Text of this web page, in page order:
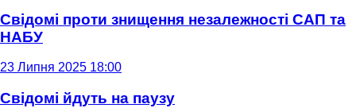
Свідомі проти знищення незалежності САП та
НАБУ
23 Липня 2025 18:00
Свідомі йдуть на паузу